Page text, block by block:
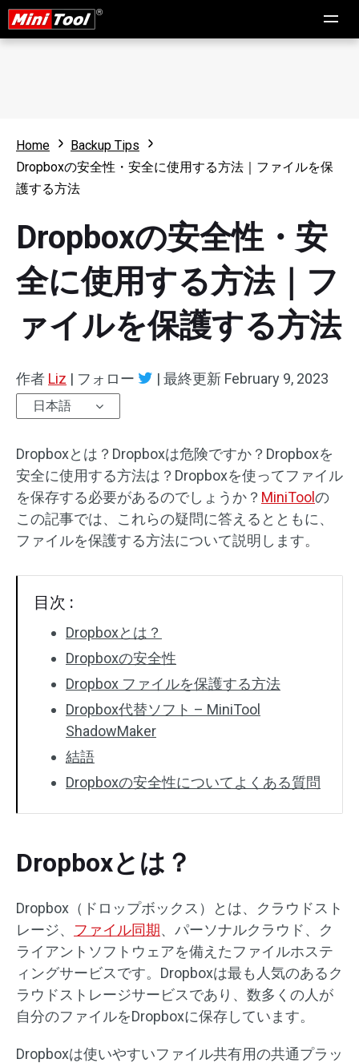
Home
Backup Tips
Dropboxの安全性・安全に使用する方法｜ファイルを保
護する方法
Dropboxの安全性・安
全に使用する方法｜フ
ァイルを保護する方法
作者 Liz | フォロー | 最終更新 February 9, 2023
日本語
Dropboxとは？Dropboxは危険ですか？Dropboxを
安全に使用する方法は？Dropboxを使ってファイル
を保存する必要があるのでしょうか？ MiniToolの
この記事では、これらの疑問に答えるとともに、
ファイルを保護する方法について説明します。
目次 :
Dropboxとは？
Dropboxの安全性
Dropbox ファイルを保護する方法
Dropbox代替ソフト – MiniTool
ShadowMaker
結語
Dropboxの安全性についてよくある質問
Dropboxとは？
Dropbox（ドロップボックス）とは、クラウドスト
レージ、 ファイル同期、パーソナルクラウド、ク
ライアントソフトウェアを備えたファイルホステ
ィングサービスです。Dropboxは最も人気のあるク
ラウドストレージサービスであり、数多くの人が
自分のファイルをDropboxに保存しています。
Dropboxは使いやすいファイル共有用の共通プラッ